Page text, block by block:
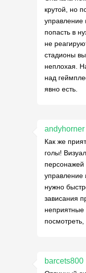
крутой, но
управление
попасть в
не
стадионы
неплохая.
над
явно есть.
andyhorner
Как же
голы!
персонажей
управление
нужно
зависания
barcets800